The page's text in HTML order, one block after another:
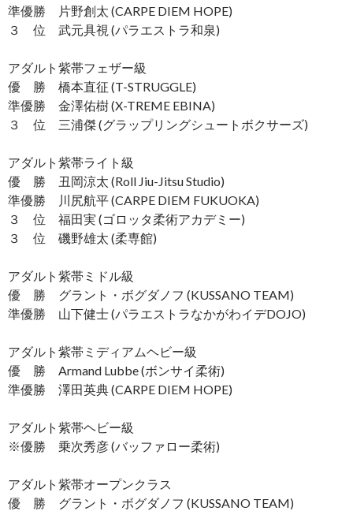
準優勝 片野創太 (CARPE DIEM HOPE)
３ 位 武元具視 (パラエストラ和泉)
アダルト紫帯フェザー級
優 勝 橋本直征 (T-STRUGGLE)
準優勝 金澤佑樹 (X-TREME EBINA)
３ 位 三浦傑 (グラップリングシュートボクサーズ)
アダルト紫帯ライト級
優 勝 丑岡涼太 (Roll Jiu-Jitsu Studio)
準優勝 川尻航平 (CARPE DIEM FUKUOKA)
３ 位 福田実 (ゴロッタ柔術アカデミー)
３ 位 磯野雄太 (柔専館)
アダルト紫帯ミドル級
優 勝 グラント・ボグダノフ (KUSSANO TEAM)
準優勝 山下健士 (パラエストラなかがわイデDOJO)
アダルト紫帯ミディアムヘビー級
優 勝 Armand Lubbe (ボンサイ柔術)
準優勝 澤田英典 (CARPE DIEM HOPE)
アダルト紫帯ヘビー級
※優勝 乗次秀彦 (バッファロー柔術)
アダルト紫帯オープンクラス
優 勝 グラント・ボグダノフ (KUSSANO TEAM)